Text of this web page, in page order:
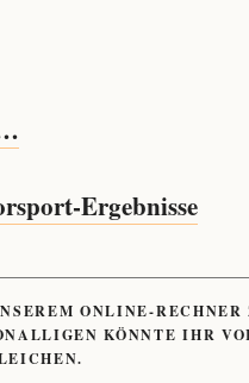
Ergebnisse
ONLINE-
KÖNNTE IHR